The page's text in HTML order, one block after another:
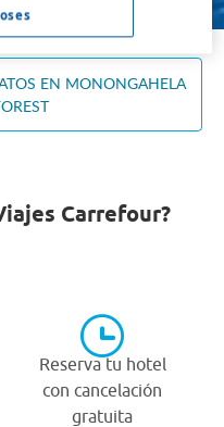
EN MONONGAHELA
Carrefour?
Reserva tu hotel
con cancelación
gratuita